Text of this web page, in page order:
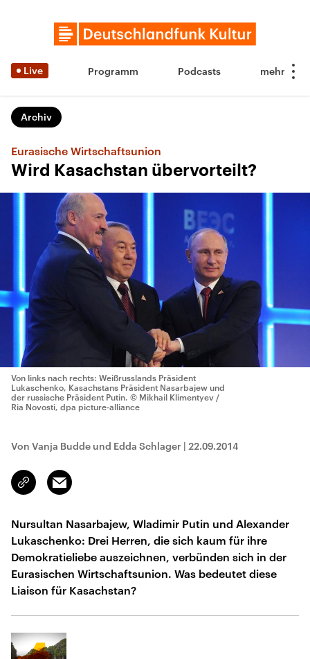
Live Programm Podcasts
Archiv
Eurasische Wirtschaftsunion
Wird Kasachstan übervorteilt?
Von links nach rechts: Weißrusslands Präsident
Lukaschenko, Kasachstans Präsident Nasarbajew und
der russische Präsident Putin. © Mikhail Klimentyev /
Ria Novosti, dpa picture-alliance
Von Vanja Budde und Edda Schlager | 22.09.2014
Link
kopieren/teilen
Email
Nursultan Nasarbajew, Wladimir Putin und Alexander
Lukaschenko: Drei Herren, die sich kaum für ihre
Demokratieliebe auszeichnen, verbünden sich in der
Eurasischen Wirtschaftsunion. Was bedeutet diese
Liaison für Kasachstan?